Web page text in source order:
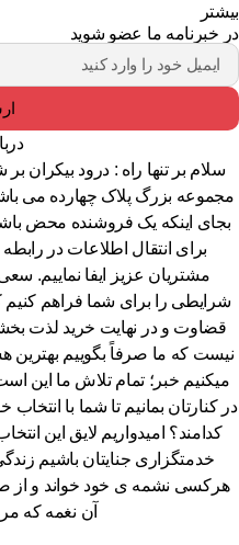
خبرنامه ما عضو شوید
بزرگ پلاک چهارده می باشد
اینکه یک فروشنده محض
برای انتقال اطلاعات در
مشتریان عزیز ایفا نماییم.
را برای شما فراهم کنیم که
قضاوت و در نهایت خرید لذت بخشی
که ما صرفاً بگوییم بهترین
خبر؛ تمام تلاش ما این
کنارتان بمانیم تا شما با انتخاب
کدامند؟ امیدواریم لایق این
خدمتگزاری جنایتان باشیم
نشمه ی خود خواند و از
آن نغمه که